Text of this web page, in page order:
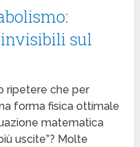
sul
ripetere che per
forma fisica ottimale
matematica
uscite”? Molte